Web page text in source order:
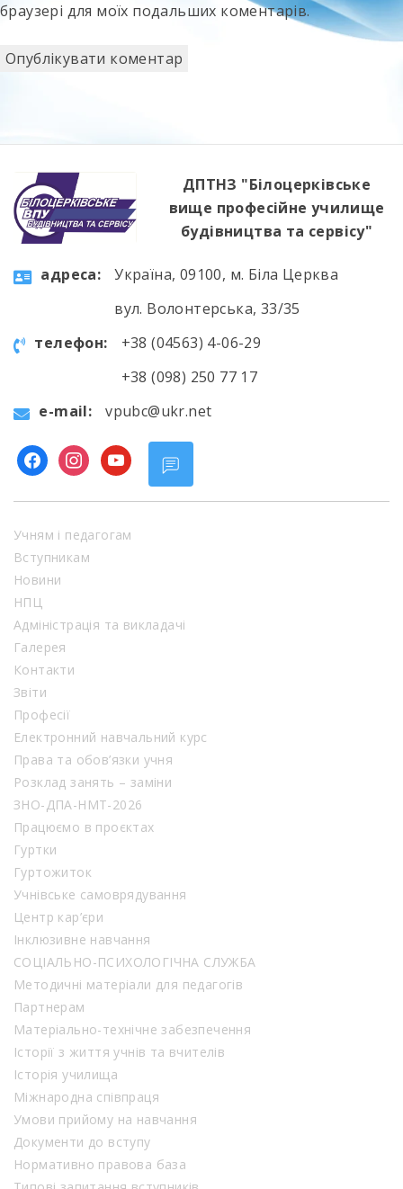
браузері для моїх подальших коментарів.
ДПТНЗ "Білоцерківське
вище професійне училище
будівництва та сервісу"
aдресa:
Україна, 09100, м. Біла Церква
вул. Волонтерська, 33/35
телефон:
+38 (04563) 4-06-29
+38 (098) 250 77 17
e-mail:
vpubc@ukr.net
facebookinstagram
youtube
Учням і педагогам
Вступникам
Новини
НПЦ
Адміністрація та викладачі
Галерея
Контакти
Звіти
Професії
Електронний навчальний курс
Права та обов’язки учня
Розклад занять – заміни
ЗНО-ДПА-НМТ-2026
Працюємо в проєктах
Гуртки
Гуртожиток
Учнівське самоврядування
Центр кар’єри
Інклюзивне навчання
СОЦІАЛЬНО-ПСИХОЛОГІЧНА СЛУЖБА
Методичні матеріали для педагогів
Партнерам
Матеріально-технічне забезпечення
Історії з життя учнів та вчителів
Історія училища
Міжнародна співпраця
Умови прийому на навчання
Документи до вступу
Нормативно правова база